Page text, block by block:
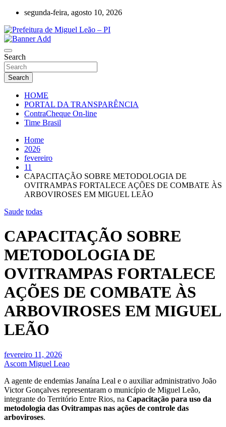
Skip
content
segunda-feira, agosto 10, 2026
Prefeitura de Miguel Leão – PI
Search
Search
HOME
PORTAL DA TRANSPARÊNCIA
ContraCheque On-line
Time Brasil
Home
2026
fevereiro
11
CAPACITAÇÃO SOBRE METODOLOGIA DE
OVITRAMPAS FORTALECE AÇÕES DE COMBATE ÀS
ARBOVIROSES EM MIGUEL LEÃO
Saude todas
CAPACITAÇÃO SOBRE
METODOLOGIA DE
OVITRAMPAS FORTALECE
AÇÕES DE COMBATE ÀS
ARBOVIROSES EM MIGUEL
LEÃO
fevereiro 11, 2026
Ascom Miguel Leao
A agente de endemias Janaína Leal e o auxiliar administrativo João
Victor Gonçalves representaram o município de Miguel Leão,
integrante do Território Entre Rios, na Capacitação para uso da
metodologia das Ovitrampas nas ações de controle das
arboviroses.